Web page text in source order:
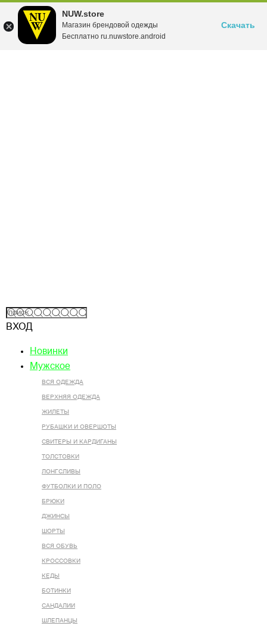
NUW.store
Магазин брендовой одежды
Бесплатно ru.nuwstore.android
Скачать
ВХОД
Новинки
Мужское
ВСЯ ОДЕЖДА
ВЕРХНЯЯ ОДЕЖДА
ЖИЛЕТЫ
РУБАШКИ И ОВЕРШОТЫ
СВИТЕРЫ И КАРДИГАНЫ
ТОЛСТОВКИ
ЛОНГСЛИВЫ
ФУТБОЛКИ И ПОЛО
БРЮКИ
ДЖИНСЫ
ШОРТЫ
ВСЯ ОБУВЬ
КРОССОВКИ
КЕДЫ
БОТИНКИ
САНДАЛИИ
ШЛЕПАНЦЫ